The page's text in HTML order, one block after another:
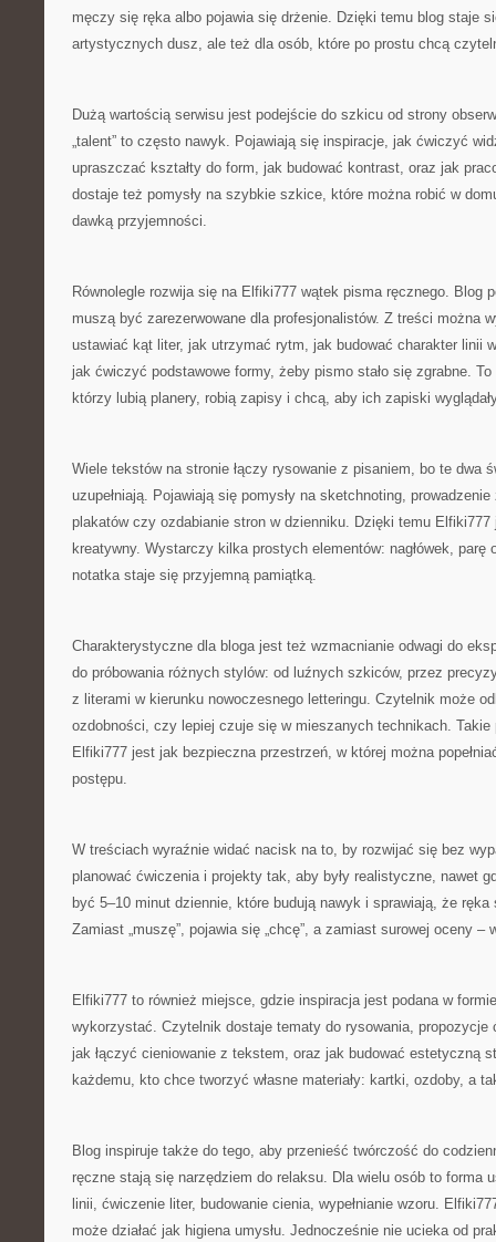
męczy się ręka albo pojawia się drżenie. Dzięki temu blog staje
artystycznych dusz, ale też dla osób, które po prostu chcą
Dużą wartością serwisu jest podejście do szkicu od strony
„talent” to często nawyk. Pojawiają się inspiracje, jak ćwiczyć
upraszczać kształty do form, jak budować kontrast, oraz jak
dostaje też pomysły na szybkie szkice, które można robić w
dawką przyjemności.
Równolegle rozwija się na Elfiki777 wątek pisma ręcznego. Blog
muszą być zarezerwowane dla profesjonalistów. Z treści można
ustawiać kąt liter, jak utrzymać rytm, jak budować charakter linii
jak ćwiczyć podstawowe formy, żeby pismo stało się zgrabne.
którzy lubią planery, robią zapisy i chcą, aby ich zapiski
Wiele tekstów na stronie łączy rysowanie z pisaniem, bo te dwa
uzupełniają. Pojawiają się pomysły na sketchnoting,
plakatów czy ozdabianie stron w dzienniku. Dzięki temu
kreatywny. Wystarczy kilka prostych elementów: nagłówek, parę
notatka staje się przyjemną pamiątką.
Charakterystyczne dla bloga jest też wzmacnianie odwagi do
do próbowania różnych stylów: od luźnych szkiców, przez
z literami w kierunku nowoczesnego letteringu. Czytelnik może
ozdobności, czy lepiej czuje się w mieszanych technikach. Takie
Elfiki777 jest jak bezpieczna przestrzeń, w której można
postępu.
W treściach wyraźnie widać nacisk na to, by rozwijać się bez
planować ćwiczenia i projekty tak, aby były realistyczne, nawet
być 5–10 minut dziennie, które budują nawyk i sprawiają, że
Zamiast „muszę”, pojawia się „chcę”, a zamiast surowej oceny –
Elfiki777 to również miejsce, gdzie inspiracja jest podana w
wykorzystać. Czytelnik dostaje tematy do rysowania, propozycje
jak łączyć cieniowanie z tekstem, oraz jak budować estetyczną
każdemu, kto chce tworzyć własne materiały: kartki, ozdoby, a
Blog inspiruje także do tego, aby przenieść twórczość do
ręczne stają się narzędziem do relaksu. Dla wielu osób to forma
linii, ćwiczenie liter, budowanie cienia, wypełnianie wzoru.
może działać jak higiena umysłu. Jednocześnie nie ucieka od